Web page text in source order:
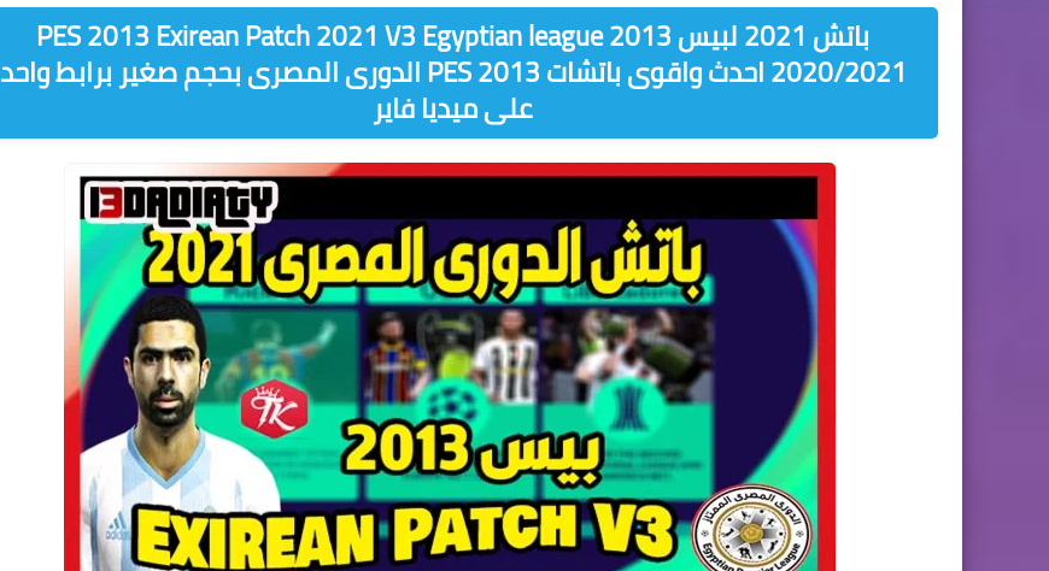
باتش 2021 لبيس 2013 PES 2013 Exirean Patch 2021 V3 Egyptian league
2020/2021 احدث واقوى باتشات PES 2013 الدورى المصرى بحجم صغير برابط واحد
على ميديا فاير